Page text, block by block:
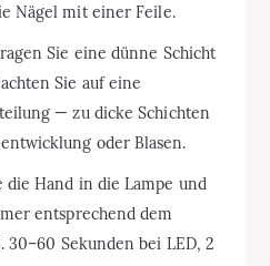
Nägel mit einer Feile.
Sie eine dünne Schicht
Sie auf eine
— zu dicke Schichten
oder Blasen.
die Hand in die Lampe und
entsprechend dem
30–60 Sekunden bei LED, 2